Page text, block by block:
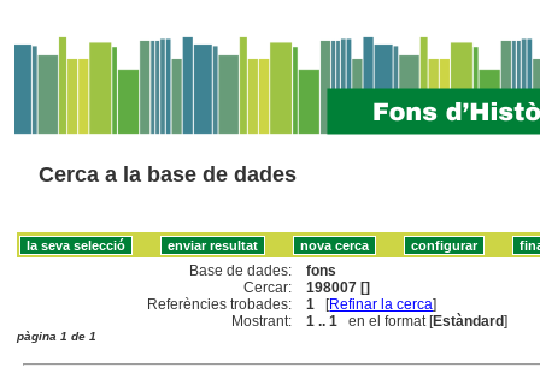
Cerca a la base de dades
Base de dades:
fons
Cercar:
198007 []
Referències trobades:
1 [Refinar la cerca]
Mostrant:
1 .. 1 en el format [Estàndard]
pàgina 1 de 1